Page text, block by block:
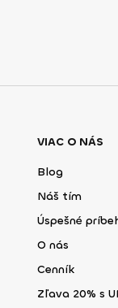
VIAC O NÁS
Blog
Náš tím
Úspešné
O nás
Cenník
Zľava 20% s